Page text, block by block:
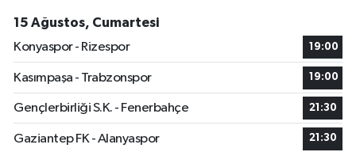
15 Ağustos, Cumartesi
Konyaspor - Rizespor
19:00
Kasımpaşa - Trabzonspor 19:00
Gençlerbirliği S.K. - Fenerbahçe 21:30
Gaziantep FK - Alanyaspor 21:30